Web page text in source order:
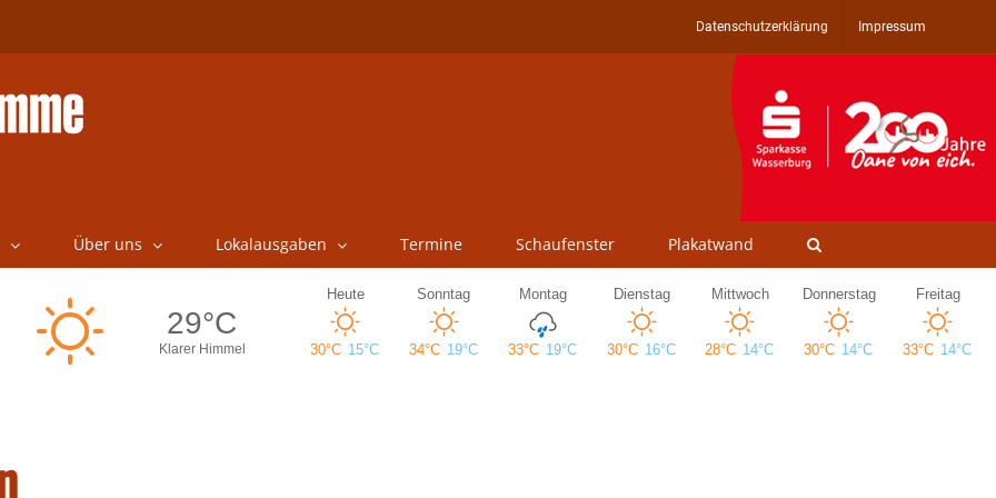
Datenschutzerklärung Impressum
Über uns Lokalausgaben Termine Schaufenster Plakatwand